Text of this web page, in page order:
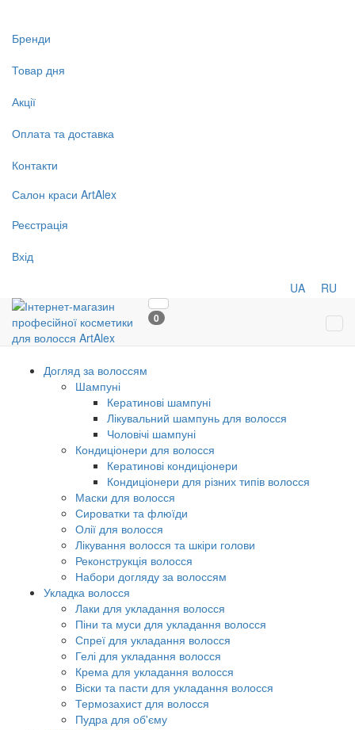
Бренди
Товар дня
Акції
Оплата та доставка
Контакти
Салон краси ArtAlex
Реєстрація
Вхід
UA RU
0
Догляд за волоссям
Шампуні
Кератинові шампуні
Лікувальний шампунь для волосся
Чоловічі шампуні
Кондиціонери для волосся
Кератинові кондиціонери
Кондиціонери для різних типів волосся
Маски для волосся
Сироватки та флюїди
Олії для волосся
Лікування волосся та шкіри голови
Реконструкція волосся
Набори догляду за волоссям
Укладка волосся
Лаки для укладання волосся
Піни та муси для укладання волосся
Спреї для укладання волосся
Гелі для укладання волосся
Крема для укладання волосся
Віски та пасти для укладання волосся
Термозахист для волосся
Пудра для об'єму